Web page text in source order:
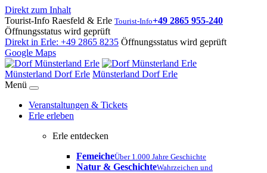
Direkt zum Inhalt
Tourist-Info Raesfeld & Erle Tourist-Info+49 2865 955-240
Öffnungsstatus wird geprüft
Direkt in Erle: +49 2865 8235 Öffnungsstatus wird geprüft
Google Maps
Münsterland Dorf Erle Münsterland Dorf Erle
Menü
Veranstaltungen & Tickets
Erle erleben
Erle entdecken
FemeicheÜber 1.000 Jahre Geschichte
Natur & GeschichteWahrzeichen und